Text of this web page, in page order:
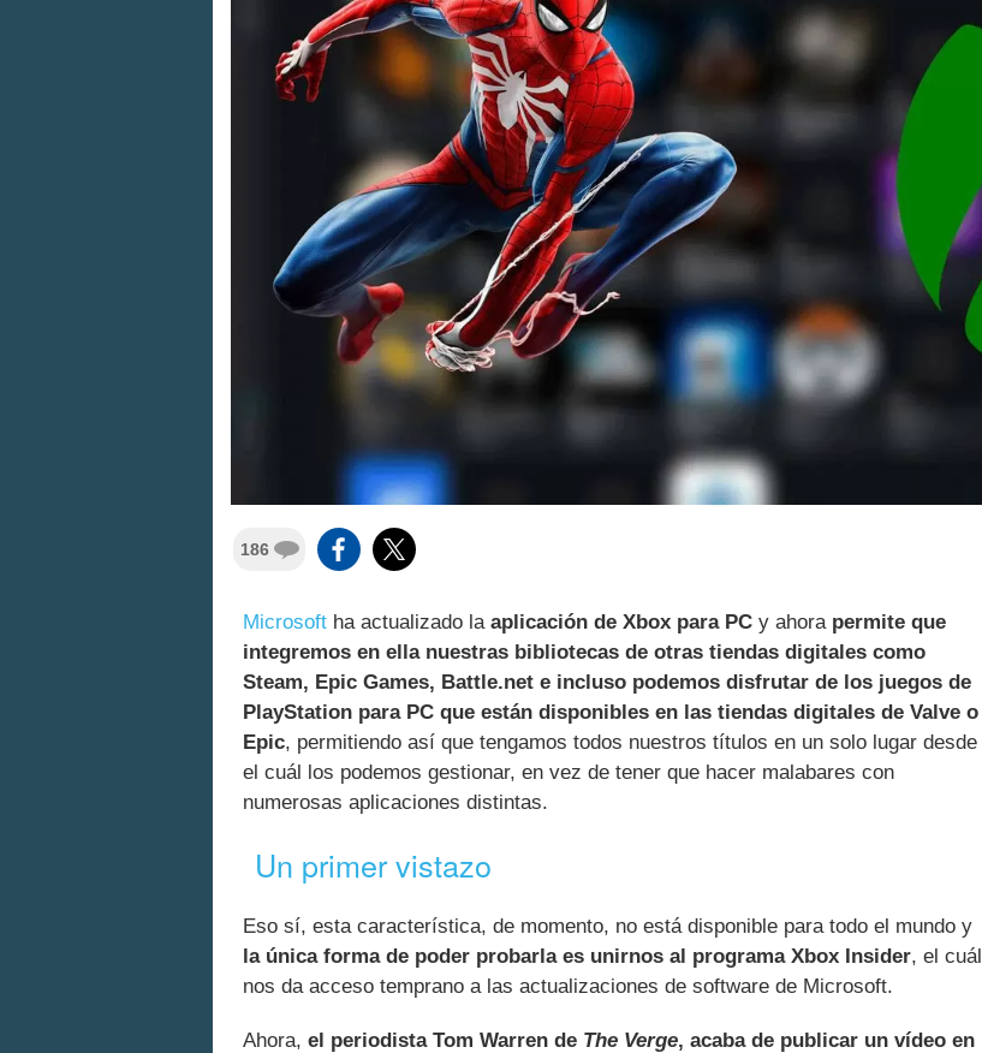
186
Microsoft ha actualizado la aplicación de Xbox para PC y ahora permite que
integremos en ella nuestras bibliotecas de otras tiendas digitales como
Steam, Epic Games, Battle.net e incluso podemos disfrutar de los juegos de
PlayStation para PC que están disponibles en las tiendas digitales de Valve o
Epic, permitiendo así que tengamos todos nuestros títulos en un solo lugar desde
el cuál los podemos gestionar, en vez de tener que hacer malabares con
numerosas aplicaciones distintas.
Un primer vistazo
Eso sí, esta característica, de momento, no está disponible para todo el mundo y
la única forma de poder probarla es unirnos al programa Xbox Insider, el cuál
nos da acceso temprano a las actualizaciones de software de Microsoft.
Ahora, el periodista Tom Warren de The Verge, acaba de publicar un vídeo en